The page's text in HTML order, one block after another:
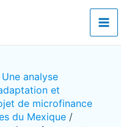
Une analyse
et
de microfinance
du Mexique /